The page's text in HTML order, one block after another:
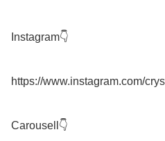
Instagram👇
https://www.instagram.com/
Carousell👇